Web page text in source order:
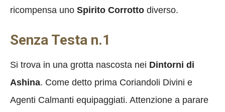
ricompensa uno Spirito Corrotto diverso.
Senza Testa n.1
Si trova in una grotta nascosta nei Dintorni di
Ashina. Come detto prima Coriandoli Divini e
Agenti Calmanti equipaggiati. Attenzione a parare